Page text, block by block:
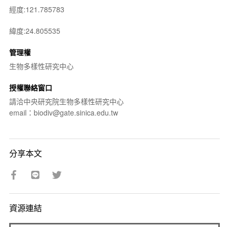
經度:121.785783
緯度:24.805535
管理權
生物多樣性研究中心
授權聯絡窗口
請洽中央研究院生物多樣性研究中心
email：biodiv@gate.sinica.edu.tw
分享本文
資源連結